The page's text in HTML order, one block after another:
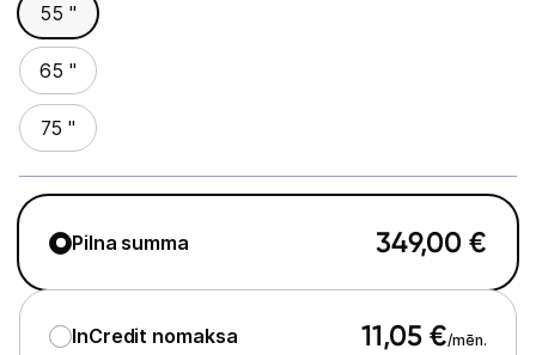
Ražotāju atjaunota tehnika
55 "
65 "
75 "
Pilna summa 349,00 €
InCredit nomaksa 11,05 €/mēn.